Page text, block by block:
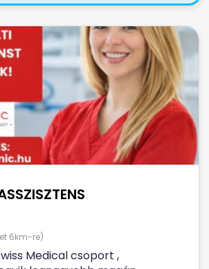
6km-re)
Medical csoport ,